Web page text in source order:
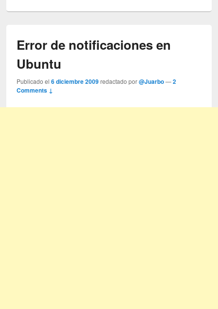
Error de notificaciones en
Ubuntu
Publicado el6 diciembre 2009 redactado por@Juarbo —2
Comments ↓